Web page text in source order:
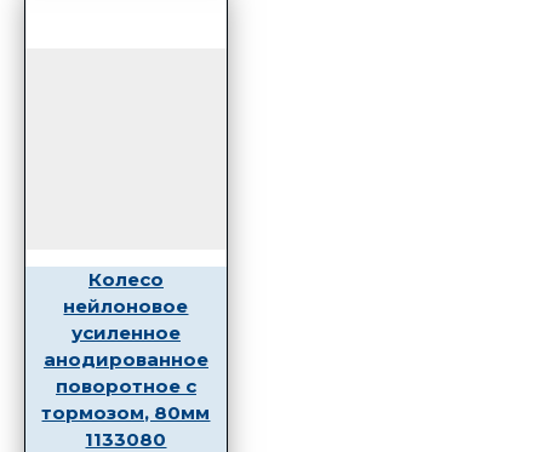
Колесо
нейлоновое
усиленное
анодированное
поворотное с
тормозом, 80мм
1133080